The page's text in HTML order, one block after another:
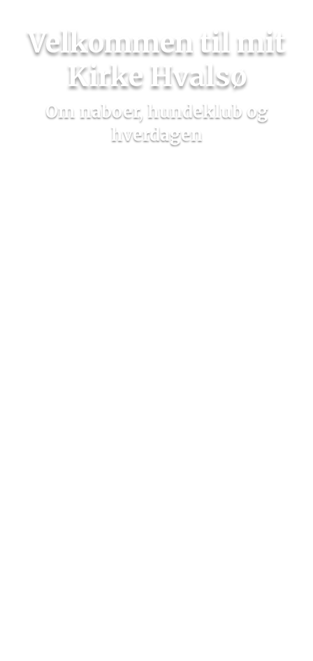
Velkommen til mit
Kirke Hvalsø
Om naboer, hundeklub og
hverdagen